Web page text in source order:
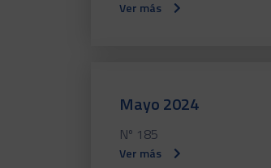
Ver más
Mayo 2024
Nº 185
Ver más